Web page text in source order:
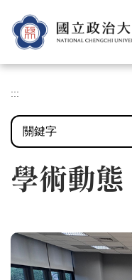
到
主
內
區
:::
學術動態